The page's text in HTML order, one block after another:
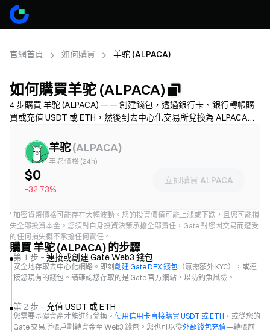
官網首頁 如何購買 羊驼 (ALPACA)
如何購買羊驼 (ALPACA)
4 步購買 羊驼 (ALPACA) —— 創建錢包，透過銀行卡、銀行轉帳購
買或充值 USDT 或 ETH，然後到去中心化交易所兌換為 ALPACA。
如何安全儲存您的 ALPACA。可用性與手續費因網路和供應商而
異。
羊驼(ALPACA)
羊驼 價格 (24h)
$0
-32.73%
立即購買 ALPACA
* 加密貨幣價格可能存在大幅波動。您的投資價值可能上漲或下跌，且您可能損
失全部投資本金。您須對自身投資決策承擔全部責任，Gate 對您因交易而遭受
的任何損失概不承擔任何責任。
購買 羊驼 (ALPACA) 的步驟
第 1 步 – 連接或創建 Gate Web3 錢包
安全地存取去中心化網路。即刻 創建 Gate DEX 錢包 （無需額外 KYC），或連
接您現有的錢包。請確認您存取的是 Gate 官方網站，以防釣魚風險。
第 2 步 – 充值 USDT 或 ETH
您需要基礎資產才能進行兌換。 使用信用卡直接購買 USDT 或 ETH ，或從您的
Gate 交易所帳戶劃轉資金至 Web3 錢包。您也可以從外部錢包充值—轉帳前